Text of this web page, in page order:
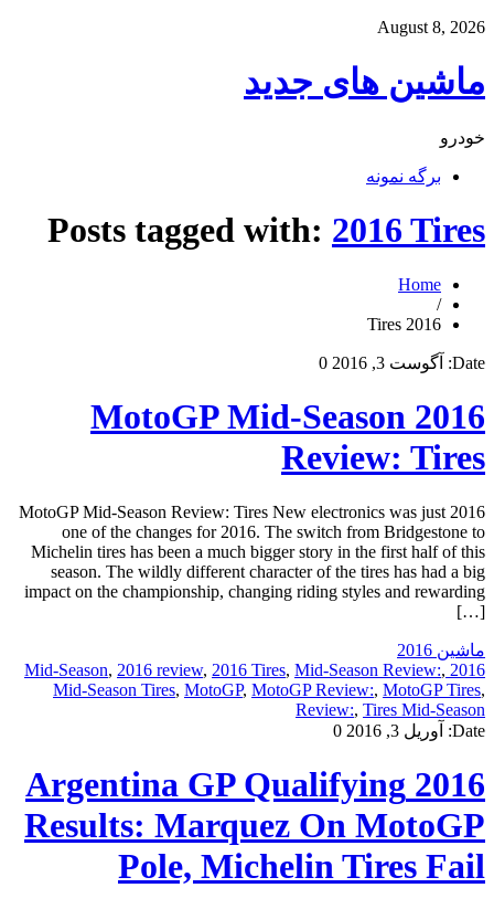
August 8, 2026
ماشین های جدید
خودرو
برگه نمونه
Posts tagged with: 2016 Tires
Home
/
2016 Tires
Date: آگوست 3, 2016 0
2016 MotoGP Mid-Season
Review: Tires
2016 MotoGP Mid-Season Review: Tires New electronics was just
one of the changes for 2016. The switch from Bridgestone to
Michelin tires has been a much bigger story in the first half of this
season. The wildly different character of the tires has had a big
impact on the championship, changing riding styles and rewarding
[…]
ماشین 2016
2016 Mid-Season
, 2016 review, 2016 Tires, Mid-Season Review:,
Mid-Season Tires, MotoGP, MotoGP Review:, MotoGP Tires,
Review:, Tires Mid-Season
Date:
آوریل 3, 2016 0
2016 Argentina GP Qualifying
Results: Marquez On MotoGP
Pole, Michelin Tires Fail